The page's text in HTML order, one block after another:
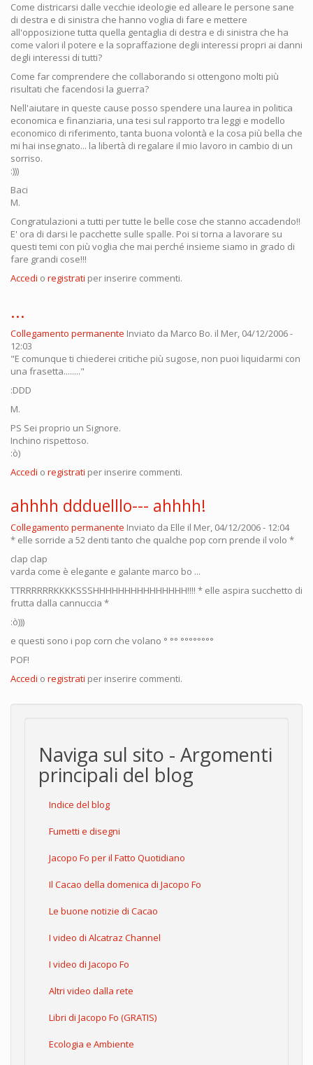
Come districarsi dalle vecchie ideologie ed alleare le persone sane
di destra e di sinistra che hanno voglia di fare e mettere
all'opposizione tutta quella gentaglia di destra e di sinistra che ha
come valori il potere e la sopraffazione degli interessi propri ai danni
degli interessi di tutti?
Come far comprendere che collaborando si ottengono molti più
risultati che facendosi la guerra?
Nell'aiutare in queste cause posso spendere una laurea in politica
economica e finanziaria, una tesi sul rapporto tra leggi e modello
economico di riferimento, tanta buona volontà e la cosa più bella che
mi hai insegnato... la libertà di regalare il mio lavoro in cambio di un
sorriso.
:)))
Baci
M.
Congratulazioni a tutti per tutte le belle cose che stanno accadendo!!
E' ora di darsi le pacchette sulle spalle. Poi si torna a lavorare su
questi temi con più voglia che mai perché insieme siamo in grado di
fare grandi cose!!!
Accedi o registrati per inserire commenti.
...
Collegamento permanente Inviato da Marco Bo. il Mer, 04/12/2006 -
12:03
"E comunque ti chiederei critiche più sugose, non puoi liquidarmi con
una frasetta........"
:DDD
M.
PS Sei proprio un Signore.
Inchino rispettoso.
:ò)
Accedi o registrati per inserire commenti.
ahhhh ddduelllo--- ahhhh!
Collegamento permanente Inviato da Elle il Mer, 04/12/2006 - 12:04
* elle sorride a 52 denti tanto che qualche pop corn prende il volo *
clap clap
varda come è elegante e galante marco bo ...
TTRRRRRRKKKKSSSHHHHHHHHHHHHHHH!!!! * elle aspira succhetto di
frutta dalla cannuccia *
:ò)))
e questi sono i pop corn che volano ° °° °°°°°°°°
POF!
Accedi o registrati per inserire commenti.
Naviga sul sito - Argomenti
principali del blog
Indice del blog
Fumetti e disegni
Jacopo Fo per il Fatto Quotidiano
Il Cacao della domenica di Jacopo Fo
Le buone notizie di Cacao
I video di Alcatraz Channel
I video di Jacopo Fo
Altri video dalla rete
Libri di Jacopo Fo (GRATIS)
Ecologia e Ambiente